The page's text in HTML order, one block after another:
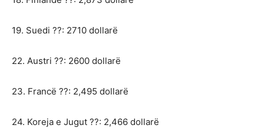
19. Suedi ??: 2710 dollarë
22. Austri ??: 2600 dollarë
23. Francë ??: 2,495 dollarë
24. Koreja e Jugut ??: 2,466 dollarë